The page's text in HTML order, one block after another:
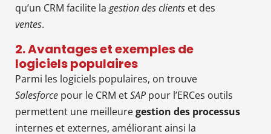
qu’un CRM facilite la gestion des clients et des
ventes.
2. Avantages et exemples de
logiciels populaires
Parmi les logiciels populaires, on trouve
Salesforce pour le CRM etSAP pour l’ERCes outils
permettent une meilleuregestion des processus
internes et externes, améliorant ainsi la